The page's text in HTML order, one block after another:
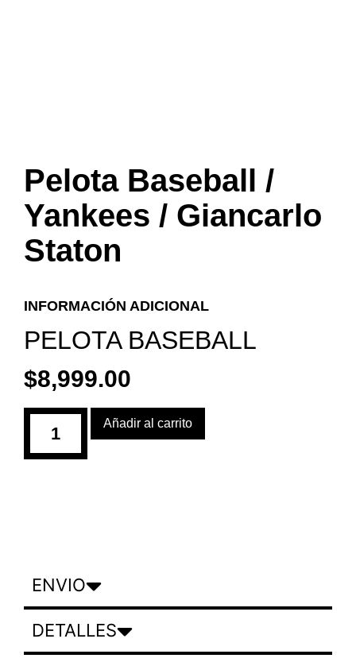
Pelota Baseball /
Yankees / Giancarlo
Staton
INFORMACIÓN ADICIONAL
PELOTA BASEBALL
$8,999.00
Añadir al carrito
ENVIO
DETALLES